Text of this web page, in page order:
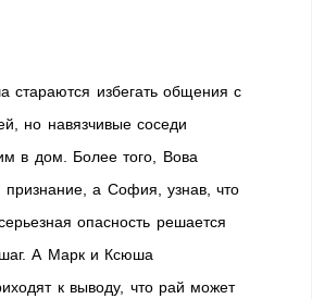
стараются избегать общения с
но навязчивые соседи
в дом. Более того, Вова
признание, а София, узнав, что
опасность решается
А Марк и Ксюша
к выводу, что рай может